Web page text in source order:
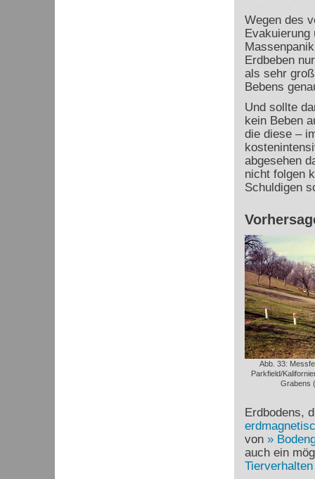
Wegen des
Evakuierung
Erdbeben
als sehr
Bebens
Und sollte
kein Beben
die diese –
abgesehen
nicht folgen
Schuldigen
Abb. 33:
Parkfield/
Grabens
Erdbodens,
von
auch ein
Tierverhalten